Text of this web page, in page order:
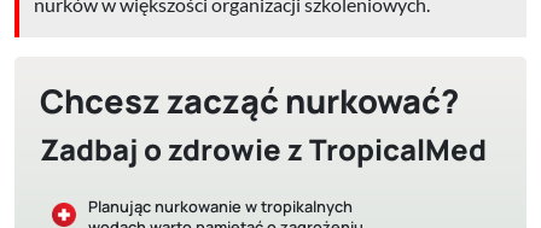
nurków w większości organizacji szkoleniowych.
Chcesz zacząć nurkować?
Zadbaj o zdrowie z TropicalMed
Planując nurkowanie w tropikalnych